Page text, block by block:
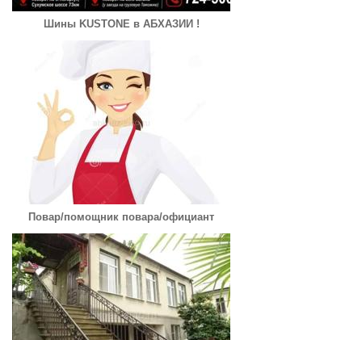
Шины KUSTONE в АБХАЗИИ !
Повар/помощник повара/официант